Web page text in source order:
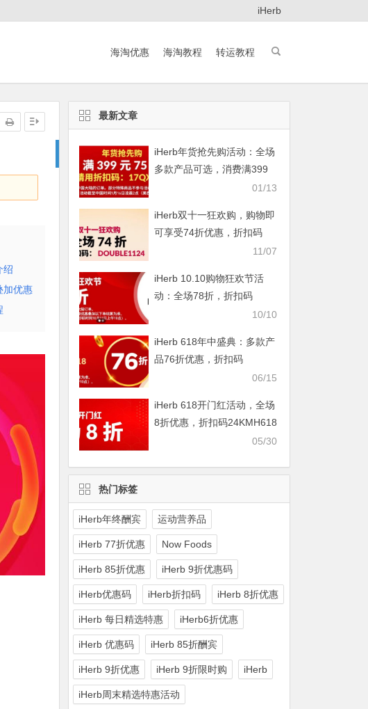
iHerb
海淘优惠 海淘教程 转运教程
绍
加优惠
最新文章
iHerb年货抢先购活动：全场
多款产品可选，消费满399
01/13
iHerb双十一狂欢购，购物即
可享受74折优惠，折扣码
11/07
iHerb 10.10购物狂欢节活
动：全场78折，折扣码
10/10
iHerb 618年中盛典：多款产
品76折优惠，折扣码
06/15
iHerb 618开门红活动，全场
8折优惠，折扣码24KMH618
05/30
热门标签
iHerb年终酬宾 运动营养品
iHerb 77折优惠 Now Foods
iHerb 85折优惠 iHerb 9折优惠码
iHerb优惠码 iHerb折扣码 iHerb 8折优惠
iHerb 每日精选特惠 iHerb6折优惠
iHerb 优惠码 iHerb 85折酬宾
iHerb 9折优惠 iHerb 9折限时购 iHerb
iHerb周末精选特惠活动